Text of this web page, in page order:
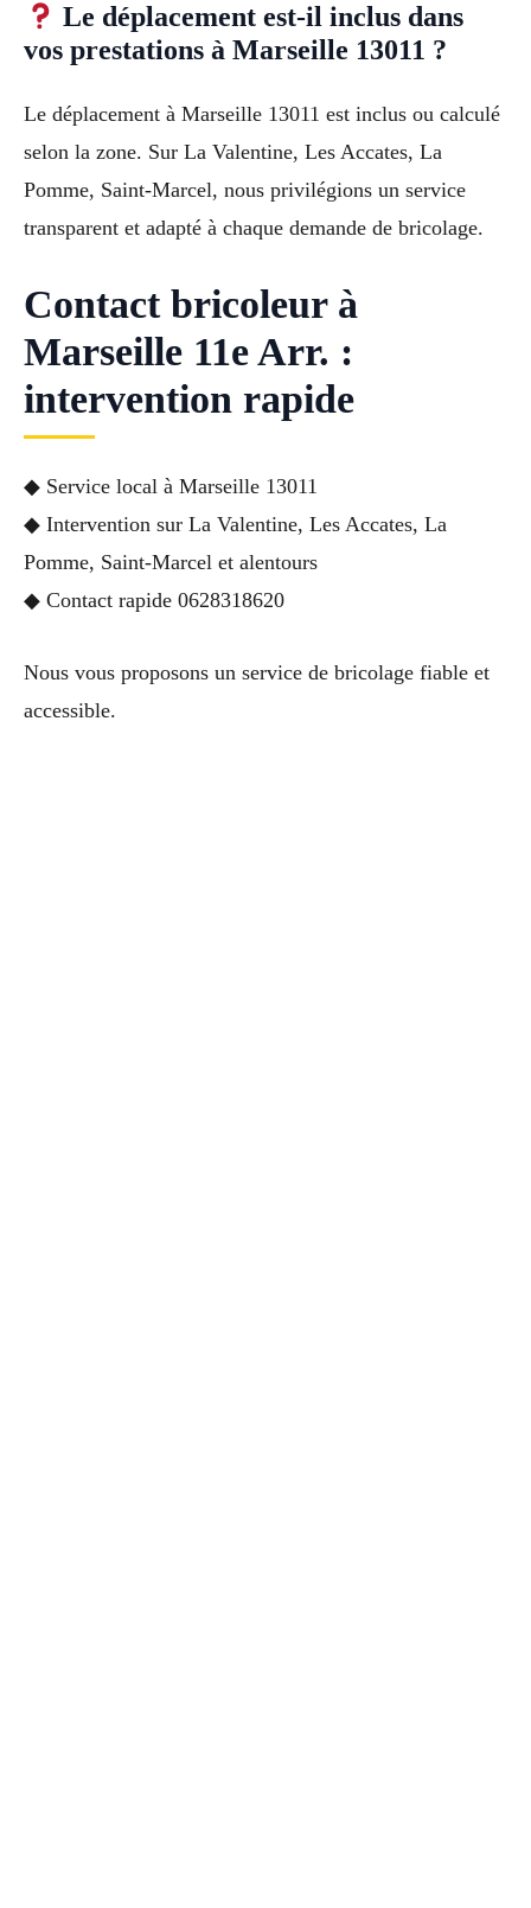
Le déplacement est-il inclus dans
vos prestations à Marseille 13011 ?
Le déplacement à Marseille 13011 est inclus ou calculé
selon la zone. Sur La Valentine, Les Accates, La
Pomme, Saint-Marcel, nous privilégions un service
transparent et adapté à chaque demande de bricolage.
Contact bricoleur à
Marseille 11e Arr. :
intervention rapide
◆ Service local à Marseille 13011
◆ Intervention sur La Valentine, Les Accates, La
Pomme, Saint-Marcel et alentours
◆ Contact rapide 0628318620
Nous vous proposons un service de bricolage fiable et
accessible.